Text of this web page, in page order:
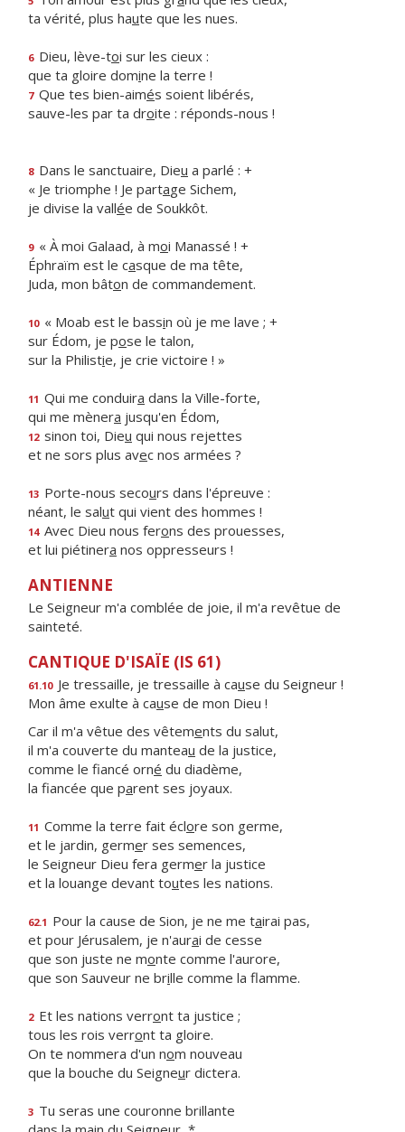
ta vérité, plus haute que les nues.
6 Dieu, lève-toi sur les cieux :
que ta gloire domine la terre !
7 Que tes bien-aimés soient libérés,
sauve-les par ta droite : réponds-nous !
8 Dans le sanctuaire, Dieu a parlé : +
« Je triomphe ! Je partage Sichem,
je divise la vallée de Soukkôt.
9 « À moi Galaad, à moi Manassé ! +
Éphraïm est le casque de ma tête,
Juda, mon bâton de commandement.
10 « Moab est le bassin où je me lave ; +
sur Édom, je pose le talon,
sur la Philistie, je crie victoire ! »
11 Qui me conduira dans la Ville-forte,
qui me mènera jusqu'en Édom,
12 sinon toi, Dieu qui nous rejettes
et ne sors plus avec nos armées ?
13 Porte-nous secours dans l'épreuve :
néant, le salut qui vient des hommes !
14 Avec Dieu nous ferons des prouesses,
et lui piétinera nos oppresseurs !
ANTIENNE
Le Seigneur m'a comblée de joie, il m'a revêtue de
sainteté.
CANTIQUE D'ISAÏE (IS 61)
61.10 Je tressaille, je tressaille à cause du Seigneur !
Mon âme exulte à cause de mon Dieu !
Car il m'a vêtue des vêtements du salut,
il m'a couverte du manteau de la justice,
comme le fiancé orné du diadème,
la fiancée que parent ses joyaux.
11 Comme la terre fait éclore son germe,
et le jardin, germer ses semences,
le Seigneur Dieu fera germer la justice
et la louange devant toutes les nations.
62.1 Pour la cause de Sion, je ne me tairai pas,
et pour Jérusalem, je n'aurai de cesse
que son juste ne monte comme l'aurore,
que son Sauveur ne brille comme la flamme.
2 Et les nations verront ta justice ;
tous les rois verront ta gloire.
On te nommera d'un nom nouveau
que la bouche du Seigneur dictera.
3 Tu seras une couronne brillante